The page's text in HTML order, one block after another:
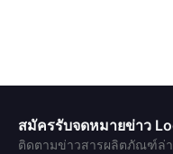
สมัครรับจดหมายข่าว
ติดตามข่าวสารผลิตภัณฑ์ล่